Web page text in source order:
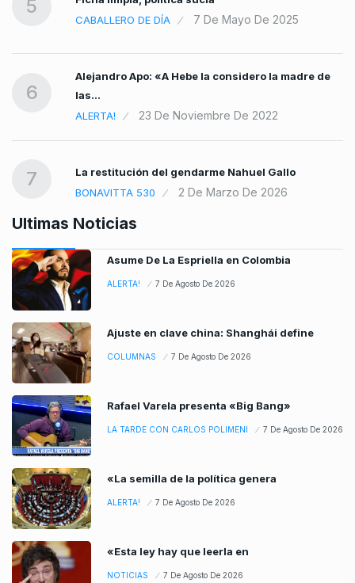
5
CABALLERO DE DÍA
7 De Mayo De 2025
6
Alejandro Apo: «A Hebe la considero la madre de
las…
ALERTA!
23 De Noviembre De 2022
7
La restitución del gendarme Nahuel Gallo
BONAVITTA 530
2 De Marzo De 2026
Ultimas Noticias
Asume De La Espriella en Colombia
ALERTA! 7 De Agosto De 2026
Ajuste en clave china: Shanghái define
COLUMNAS 7 De Agosto De 2026
Rafael Varela presenta «Big Bang»
LA TARDE CON CARLOS POLIMENI 7 De Agosto De 2026
«La semilla de la política genera
ALERTA! 7 De Agosto De 2026
«Esta ley hay que leerla en
NOTICIAS 7 De Agosto De 2026